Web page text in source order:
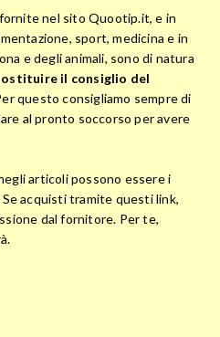
nel sito Quootip.it, e in
sport, medicina e in
e degli animali, sono di natura
il consiglio del
questo consigliamo sempre di
al pronto soccorso per avere
articoli possono essere i
acquisti tramite questi link,
dal fornitore. Per te,